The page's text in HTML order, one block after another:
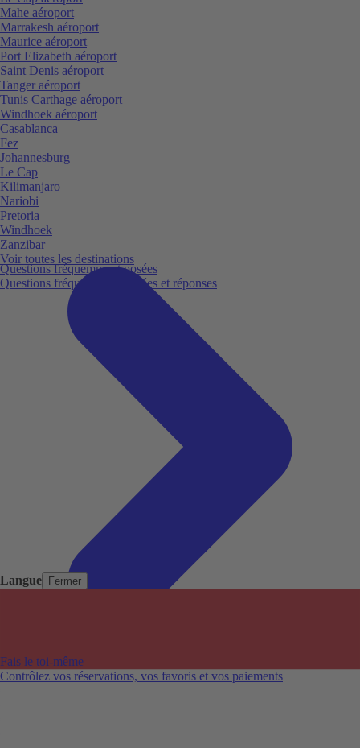
Langue Fermer
Questions fréquemment posées
Questions fréquemment posées et réponses
Fais le toi-même
Contrôlez vos réservations, vos favoris et vos paiements
Mahe aéroport
Marrakesh aéroport
Maurice aéroport
Port Elizabeth aéroport
Saint Denis aéroport
Tanger aéroport
Tunis Carthage aéroport
Windhoek aéroport
Casablanca
Fez
Johannesburg
Le Cap
Kilimanjaro
Nariobi
Pretoria
Windhoek
Zanzibar
Voir toutes les destinations
Aéroports populaires
Villes populaires
Australie